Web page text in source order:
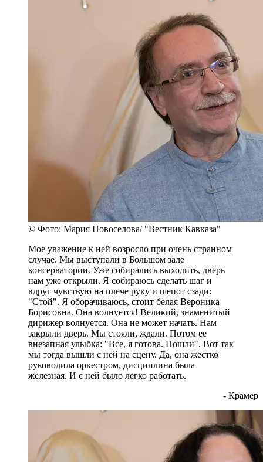
© Фото: Мария Новоселова/ "Вестник Кавказа"
Мое уважение к ней возросло при очень странном
случае. Мы выступали в Большом зале
консерватории. Уже собирались выходить, дверь
нам уже открыли. Я собираюсь сделать шаг и
вдруг чувствую на плече руку и шепот сзади:
"Стой". Я оборачиваюсь, стоит белая Вероника
Борисовна. Она волнуется! Великий, знаменитый
дирижер волнуется. Она не может начать. Нам
закрыли дверь. Мы стояли, ждали. Потом ее
внезапная улыбка: "Все, я готова. Пошли". Вот так
мы тогда вышли с ней на сцену. Да, она жестко
руководила оркестром, дисциплина была
железная. И с ней было легко работать.
- Крамер